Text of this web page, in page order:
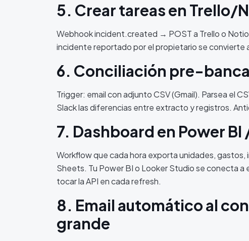
5. Crear tareas en
Webhook incident.created → POST a Trello o
incidente reportado por el propietario se
6. Conciliación pre-
Trigger: email con adjunto CSV (Gmail). Parsea el
Slack las diferencias entre extracto y registros.
7. Dashboard en Power
Workflow que cada hora exporta unidades,
Sheets. Tu Power BI o Looker Studio se conecta
tocar la API en cada refresh.
8. Email automático al
grande